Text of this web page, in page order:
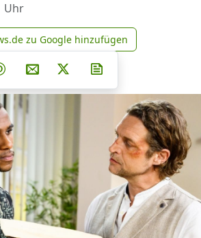
Uhr
news.de zu Google
zu Google hinzufügen
Teilen auf Facebook
Teilen auf Whatsapp
Teilen auf Telegram
Teilen auf Pinterest
Per E-Mail teilen
Post auf X